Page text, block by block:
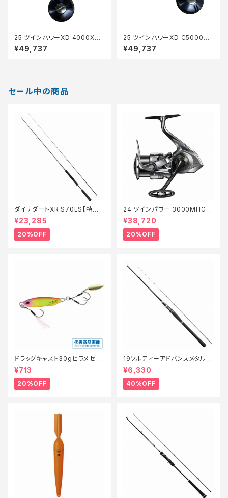
25 ツインパワーXD 4000XG
【中古品】
¥49,737
25 ツインパワーXD C5000XG
【中古品】
¥49,737
セール中の商品
ダイナダートXR S70LS【特価
ロッド】【20】
¥23,285
20%OFF
24 ツインパワー 3000MHG
【特価リール】【20】
¥38,720
20%OFF
ドラッグキャスト30gヒラメセレ
クション【特価ルアー】【20】
¥713
20%OFF
19ソルティーアドバンスメタルス
ッテ B66MLS【特価竿】【40】
¥6,330
40%OFF